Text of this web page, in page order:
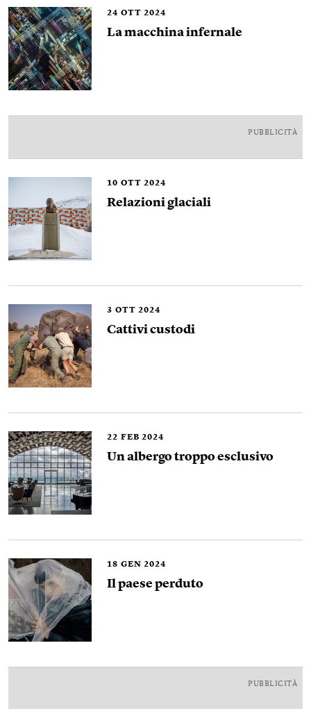
24 OTT 2024
La macchina infernale
PUBBLICITÀ
10 OTT 2024
Relazioni glaciali
3 OTT 2024
Cattivi custodi
22 FEB 2024
Un albergo troppo esclusivo
18 GEN 2024
Il paese perduto
PUBBLICITÀ